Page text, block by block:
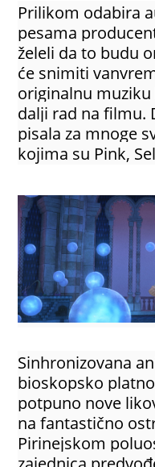
Prilikom odabira
pesama
želeli da to budu
će snimiti
originalnu
dalji rad na filmu.
pisala za mnoge
kojima su Pink,
Sinhronizovana
bioskopsko
potpuno nove
na fantastično
Pirinejskom